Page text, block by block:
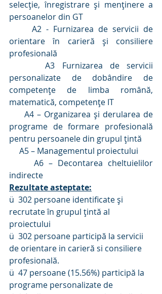
selecție, înregistrare și menținere a
persoanelor din GT
A2 - Furnizarea de servicii de
orientare în carieră și consiliere
profesională
A3 Furnizarea de servicii
personalizate de dobândire de
competențe de limba română,
matematică, competențe IT
A4 – Organizarea și derularea de
programe de formare profesională
pentru persoanele din grupul țintă
A5 – Managementul proiectului
A6 – Decontarea cheltuielilor
indirecte
Rezultate asteptate:
ü  302 persoane identificate și
recrutate în grupul țintă al
proiectului
ü  302 persoane participă la servicii
de orientare in carieră si consiliere
profesională.
ü  47 persoane (15.56%) participă la
programe personalizate de